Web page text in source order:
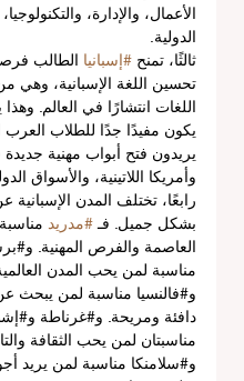
الأعمال، والإدارة،
الدولية.
ثالثًا، تمنح #إسبانيا الطالب
تحسين اللغة الإسبانية، وهي
اللغات انتشارًا في العالم.
يكون مفيدًا جدًا للطلاب العرب
يريدون فتح أبواب مهنية جديدة
وأمريكا اللاتينية، والأسواق
رابعًا، تختلف المدن الإسبانية
بشكل جميل. فـ #مدريد
العاصمة والفرص المهنية.
مناسبة لمن يحب المدن العالمية
و#فالنسيا مناسبة لمن يبحث
دافئة ومريحة. و#غرناطة
مناسبتان لمن يحب الثقافة
و#سلامنكا مناسبة لمن يريد